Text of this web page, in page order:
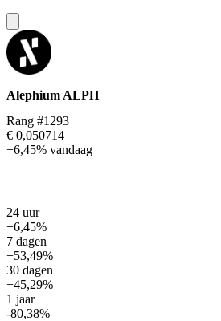
Alephium ALPH
Rang #1293
€ 0,050714
+6,45% vandaag
24 uur
+6,45%
7 dagen
+53,49%
30 dagen
+45,29%
1 jaar
-80,38%